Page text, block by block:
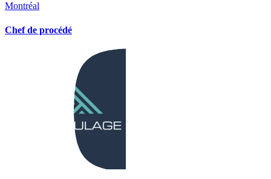
Montréal
Chef de procédé